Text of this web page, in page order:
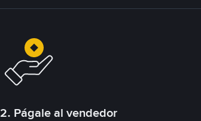
2. Págale al vendedor